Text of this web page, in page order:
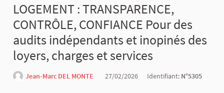
LOGEMENT : TRANSPARENCE,
CONTRÔLE, CONFIANCE Pour des
audits indépendants et inopinés des
loyers, charges et services
Jean-Marc DEL MONTE 27/02/2026 Identifiant: N°5305